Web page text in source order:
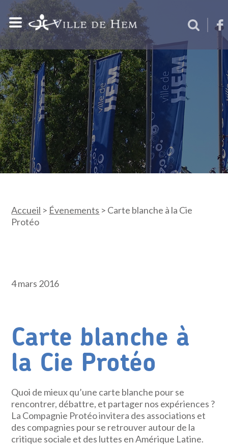
Accueil > Évenements > Carte blanche à la Cie
Protéo
4 mars 2016
Carte blanche à
la Cie Protéo
Quoi de mieux qu’une carte blanche pour se
rencontrer, débattre, et partager nos expériences ?
La Compagnie Protéo invitera des associations et
des compagnies pour se retrouver autour de la
critique sociale et des luttes en Amérique Latine.